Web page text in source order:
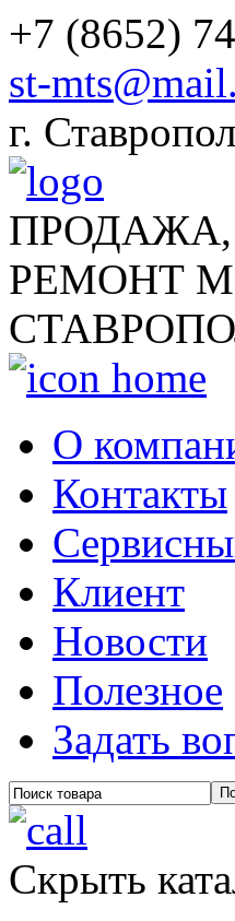
+7 (8652)
st-
г.
РЕМОНТ
О
Контакты
Клиент
Новости
Полезное
Задать
Скрыть